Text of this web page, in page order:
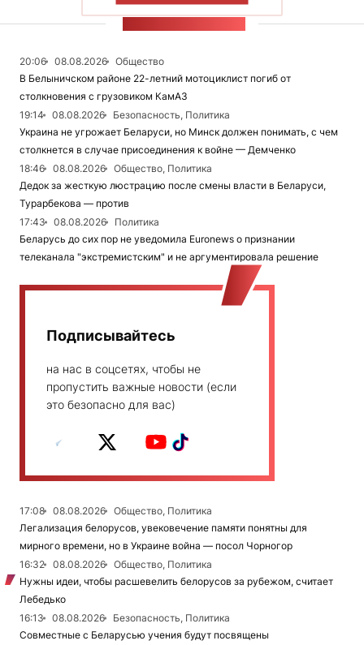
20:06 08.08.2026
Общество
В Белыничском районе 22-летний мотоциклист погиб от
столкновения с грузовиком КамАЗ
19:14
08.08.2026
Безопасность, Политика
Украина не угрожает Беларуси, но Минск должен понимать, с чем
столкнется в случае присоединения к войне — Демченко
18:46
08.08.2026
Общество, Политика
Дедок за жесткую люстрацию после смены власти в Беларуси,
Турарбекова — против
17:43
08.08.2026
Политика
Беларусь до сих пор не уведомила Euronews о признании
телеканала "экстремистским" и не аргументировала решение
Подписывайтесь
на нас в соцсетях, чтобы не
пропустить важные новости (если
это безопасно для вас)
17:08 08.08.2026
Общество, Политика
Легализация белорусов, увековечение памяти понятны для
мирного времени, но в Украине война — посол Чорногор
16:32
08.08.2026
Общество, Политика
Нужны идеи, чтобы расшевелить белорусов за рубежом, считает
Лебедько
16:13
08.08.2026
Безопасность, Политика
Совместные с Беларусью учения будут посвящены